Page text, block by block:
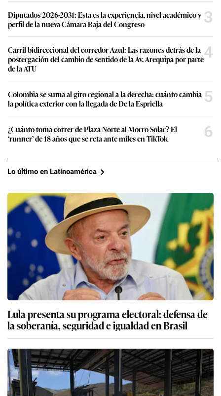
Diputados 2026-2031: Esta es la experiencia, nivel académico y
perfil de la nueva Cámara Baja del Congreso
3
Carril bidireccional del corredor Azul: Las razones detrás de la
postergación del cambio de sentido de la Av. Arequipa por parte
de la ATU
4
Colombia se suma al giro regional a la derecha: cuánto cambia
la política exterior con la llegada de De la Espriella
5
¿Cuánto toma correr de Plaza Norte al Morro Solar? El
‘runner’ de 18 años que se reta ante miles en TikTok
6
Lo último en Latinoamérica
Lula presenta su programa electoral: defensa de
la soberanía, seguridad e igualdad en Brasil